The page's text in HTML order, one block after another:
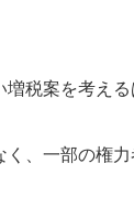
税案を考える
、一部の権力